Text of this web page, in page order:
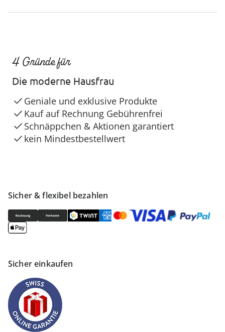
Sicher & flexibel bezahlen
Sicher einkaufen
4 Gründe für
Die moderne Hausfrau
Geniale und exklusive Produkte
Kauf auf Rechnung Gebührenfrei
Schnäppchen & Aktionen garantiert
kein Mindestbestellwert